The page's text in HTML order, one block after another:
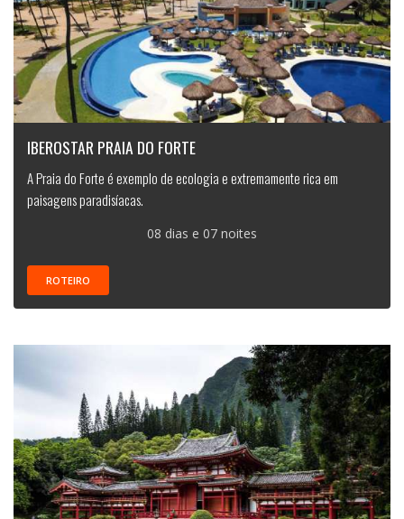
IBEROSTAR PRAIA DO FORTE
A Praia do Forte é exemplo de ecologia e extremamente rica em
paisagens paradisíacas.
08 dias e 07 noites
ROTEIRO